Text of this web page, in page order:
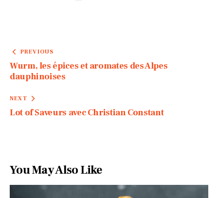
PREVIOUS
Wurm, les épices et aromates des Alpes
dauphinoises
NEXT
Lot of Saveurs avec Christian Constant
You May Also Like